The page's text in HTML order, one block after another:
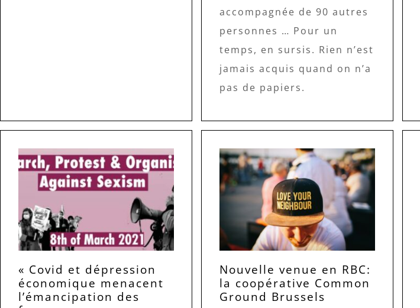
accompagnée de 90 autres
personnes … Pour un
temps, en sursis. Rien n’est
jamais acquis quand on n’a
pas de papiers.
« Covid et dépression
économique menacent
l’émancipation des
Nouvelle venue en RBC:
la coopérative Common
Ground Brussels